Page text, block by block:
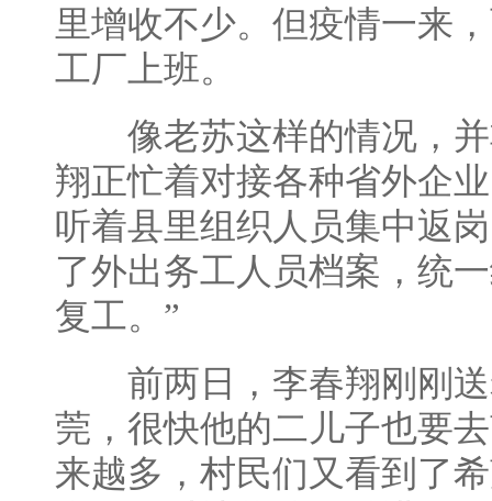
里增收不少。但疫情一来
工厂上班。
像老苏这样的情况，并
翔正忙着对接各种省外企
听着县里组织人员集中返
了外出务工人员档案，统
复工。”
前两日，李春翔刚刚送
莞，很快他的二儿子也要
来越多，村民们又看到了